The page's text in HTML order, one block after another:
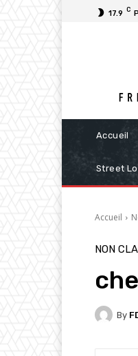
17.9 C
Accueil
Street
Accueil
NON
By